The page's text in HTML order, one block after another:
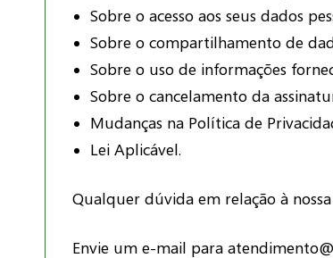
Sobre o acesso aos seus dados
Sobre o compartilhamento de
Sobre o uso de informações
Sobre o cancelamento da
Mudanças na Política de
Lei Aplicável.
Qualquer dúvida em relação à
Envie um e-mail para